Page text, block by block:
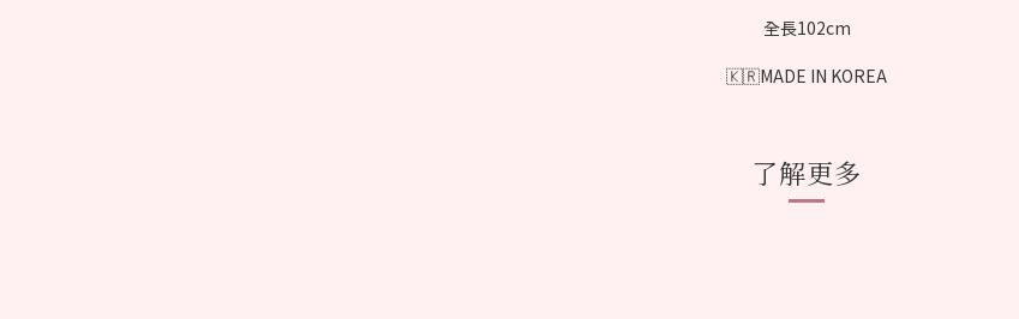
全長102cm
🇰🇷MADE IN KOREA
了解更多